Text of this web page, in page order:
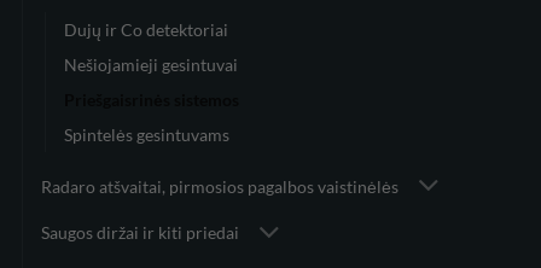
Dujų ir Co detektoriai
Nešiojamieji gesintuvai
Spintelės gesintuvams
Radaro atšvaitai, pirmosios pagalbos vaistinėlės
Saugos diržai ir kiti priedai